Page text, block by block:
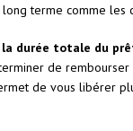
terme comme les
la durée totale du
de
de vous libérer